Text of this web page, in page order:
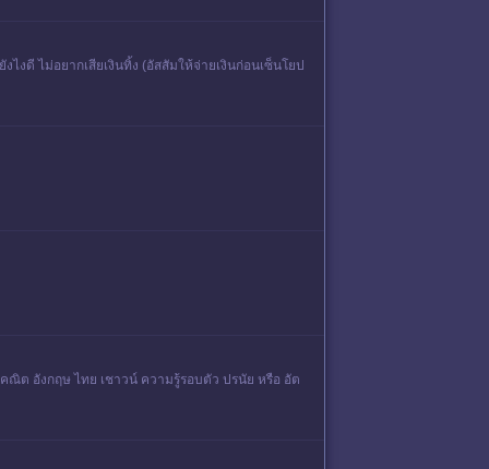
งดี ไม่อยากเสียเงินทิ้ง (อัสสัมให้จ่ายเงินก่อนเซ็นโยป
ณิต อังกฤษ ไทย เชาวน์ ความรู้รอบตัว ปรนัย หรือ อัต